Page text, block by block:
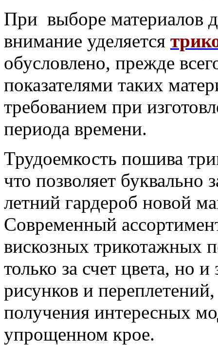
При выборе материалов
внимание уделяется
обусловлено, прежде
показателями таких
требованием при
периода времени.
Трудоемкость пошива
что позволяет буквально
летний гардероб новой
Современный
вискозных трикотажных
только за счет цвета, но
рисунков и
получения интересных
упрощенном крое.